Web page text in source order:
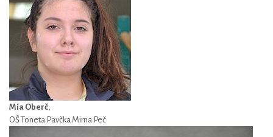
Mia Oberč,
OŠ Toneta Pavčka Mirna Peč